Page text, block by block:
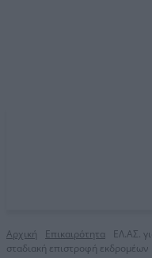
Αρχική Επικαιρότητα
ΕΛ.ΑΣ.
σταδιακή επιστροφή εκδρομέων